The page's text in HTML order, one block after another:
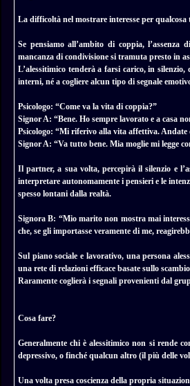
La difficoltà nel mostrare interesse per
Se pensiamo all’ambito di coppia,
mancanza di condivisione si tramuta presto in
L’alessitimico tenderà a farsi carico, in
interni, né a cogliere alcun tipo di segnale
Psicologo: “Come va la vita di coppia?”
Signor A: “Bene. Ho sempre lavorato e a casa
Psicologo: “Mi riferivo alla vita affettiva. Andate
Signor A: “Va tutto bene. Mia moglie mi legge
Il partner, a sua volta, percepirà il silenzio e
interpretare autonomamente i pensieri e le
spesso lontani dalla realtà.
Signora B: “Mio marito non mostra mai
che, se gli importasse veramente di me,
Sul piano sociale e lavorativo, una persona
una rete di relazioni efficace basate sullo
Raramente coglierà i segnali provenienti dal
Cosa fare?
Generalmente chi è alessitimico non si rende
depressivo, o finché qualcun altro (il più delle
Una volta presa coscienza della propria